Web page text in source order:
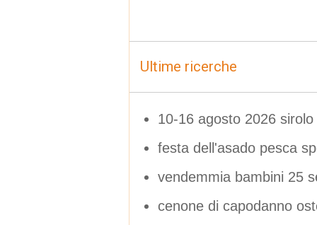
Ultime ricerche
10-16 agosto 2026 sirolo
festa dell'asado pesca
vendemmia bambini 25
cenone di capodanno